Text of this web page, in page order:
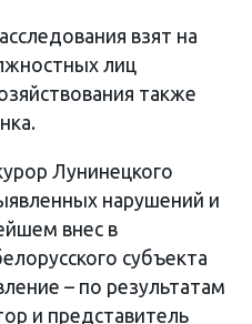
взят на
лиц
также
Лунинецкого
нарушений и
внес в
субъекта
– по результатам
и представитель